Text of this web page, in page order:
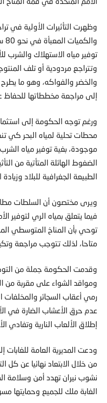
وظهرت التأثيرات الأولية في
توفير مياه الاستهلاك والشرب
وتتراجع مردودية أو تلف
والخضر والفواكه، وهو ما
إلى مراجعة مخططاتها للحفاظ
ورغم توجه الحكومة إلى
موجودة، بغية توفير مياه
الضغوط الهائلة المتأتية من
الطبيعة الجغرافية للبلاد
ويرى مختصون أن السلطات
فيما يتعلق بمياه الري لتوفير
توحي بأن المناخ المتوسطي
متاحا، لذلك تتوجب مراجعة
وقدمت الحكومة جملة من
ومواقد الشواء على مقربة من
رمي أعقاب السجائر والمخلفات
عدم حرق الأعشاب الضارة في
إطلاق الألعاب النارية وتفادي
ودعت المديرية العامة للغابات
من خلال الابتعاد نهائيا عن كل
نشوب نيران تهدد أمن وسلامة
الغابة ملك للجميع وحمايتها